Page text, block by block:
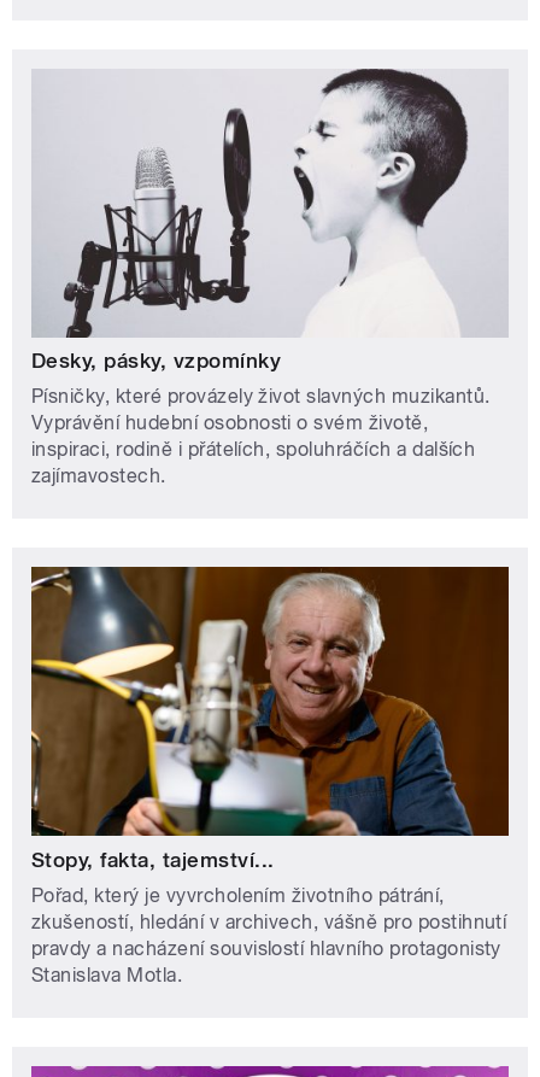
Desky, pásky, vzpomínky
Písničky, které provázely život slavných muzikantů.
Vyprávění hudební osobnosti o svém životě,
inspiraci, rodině i přátelích, spoluhráčích a dalších
zajímavostech.
Stopy, fakta, tajemství...
Pořad, který je vyvrcholením životního pátrání,
zkušeností, hledání v archivech, vášně pro postihnutí
pravdy a nacházení souvislostí hlavního protagonisty
Stanislava Motla.